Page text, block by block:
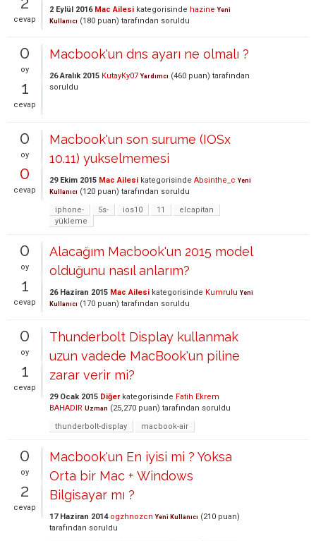
cevap
2 Eylül 2016 Mac Ailesi kategorisinde hazine Yeni
Kullanıcı (180 puan) tarafından soruldu
0
oy
1
cevap
Macbook'un dns ayarı ne olmalı ?
26 Aralık 2015 KutayKy07 Yardımcı (460 puan) tarafından
soruldu
0
oy
0
cevap
Macbook'un son surume (IOSx
10.11) yukselmemesi
29 Ekim 2015 Mac Ailesi kategorisinde Absinthe_c Yeni
Kullanıcı (120 puan) tarafından soruldu
iphone-
5s- ios10 11
elcapitan
yükleme
0
oy
1
cevap
Alacağım Macbook'un 2015 model
olduğunu nasıl anlarım?
26 Haziran 2015 Mac Ailesi kategorisinde Kumrulu Yeni
Kullanıcı (170 puan) tarafından soruldu
0
oy
1
cevap
Thunderbolt Display kullanmak
uzun vadede MacBook'un piline
zarar verir mi?
29 Ocak 2015 Diğerkategorisinde Fatih Ekrem
BAHADIR Uzman (25,270 puan) tarafından soruldu
thunderbolt-display
macbook-air
0
oy
2
cevap
Macbook'un En iyisi mi ? Yoksa
Orta bir Mac + Windows
Bilgisayar mı ?
17 Haziran 2014 ogzhnozcn Yeni Kullanıcı (210 puan)
tarafından soruldu